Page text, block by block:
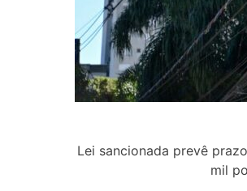
Lei sancionada prevê
mil